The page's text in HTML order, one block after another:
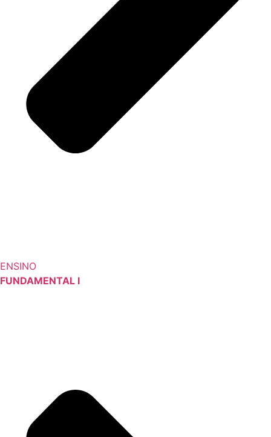
ENSINO
FUNDAMENTAL I